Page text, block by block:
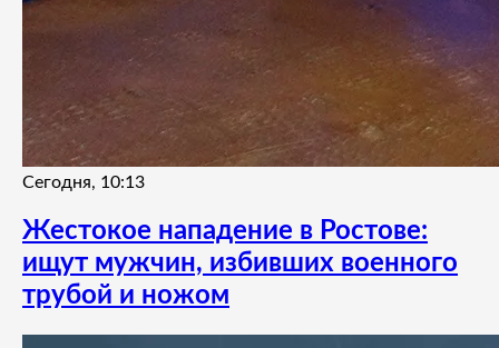
Сегодня, 10:13
Жестокое нападение в Ростове:
ищут мужчин, избивших военного
трубой и ножом